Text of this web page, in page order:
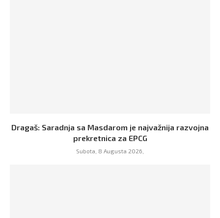
Dragaš: Saradnja sa Masdarom je najvažnija razvojna
prekretnica za EPCG
Subota, 8 Augusta 2026,